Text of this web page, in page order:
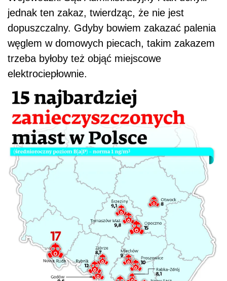
jednak ten zakaz, twierdząc, że nie jest
dopuszczalny. Gdyby bowiem zakazać palenia
węglem w domowych piecach, takim zakazem
trzeba byłoby też objąć miejscowe
elektrociepłownie.